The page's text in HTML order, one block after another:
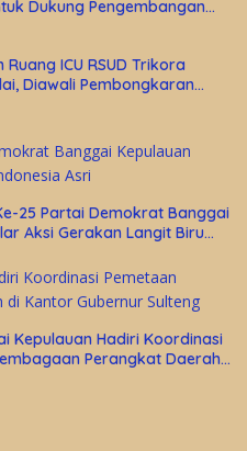
Dukung Pengembangan
ICU RSUD Trikora
Diawali Pembongkaran
25 Partai Demokrat Banggai
Aksi Gerakan Langit Biru
Kepulauan Hadiri Koordinasi
Perangkat Daerah